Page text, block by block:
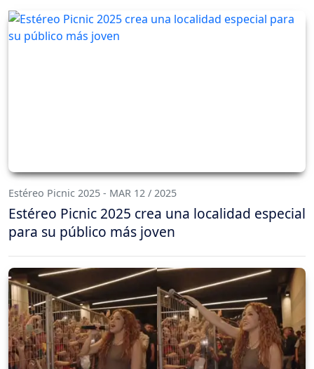
Estéreo Picnic 2025 - MAR 12 / 2025
Estéreo Picnic 2025 crea una localidad especial
para su público más joven